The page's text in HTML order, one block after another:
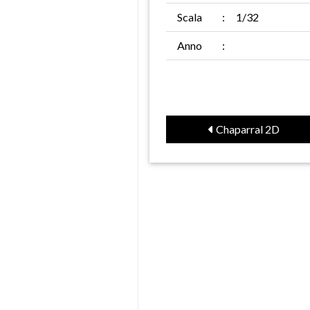
Scala : 1/32
Anno :
Chaparral 2D